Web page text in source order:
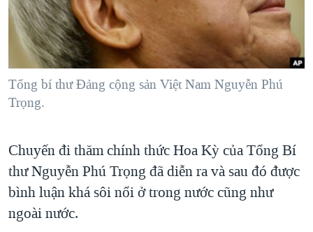
"Tìm"NGƯỜI VIỆT HẢI NGOẠI
ĐỜI SỐNG
KINH TẾ
KHOA HỌC
THỂ THAO
GIÁO DỤC
TẠI
HÀNH TRÌNH BẦU CỬ 2024
MỘT NĂM CHIẾN TRANH TẠI DẢI GAZA
GIẢI MÃ VÀNH ĐAI & CON ĐƯỜNG
NGÀY TỊ NẠN THẾ GIỚI
GROUND ZERO – XƯA VÀ NAY
CHI PHÍ CHIẾN TRANH AFGHANISTAN
VIDEO
NGHE
MẠNG XÃ HỘI
Ngôn ngữ khác
Tổng bí thư Đảng cộng sản Việt Nam Nguyễn Phú
Trọng.
Chuyến đi thăm chính thức Hoa Kỳ của Tổng Bí
thư Nguyễn Phú Trọng đã diễn ra và sau đó được
bình luận khá sôi nổi ở trong nước cũng như
ngoài nước.